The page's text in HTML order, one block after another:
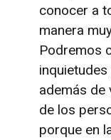
conocer a
manera
Podremos
además de
de los
porque en